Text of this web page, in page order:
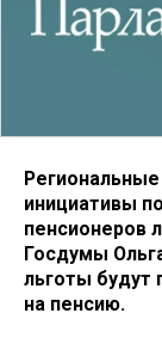
инициативы
пенсионеров
Госдумы
льготы будут
на пенсию.